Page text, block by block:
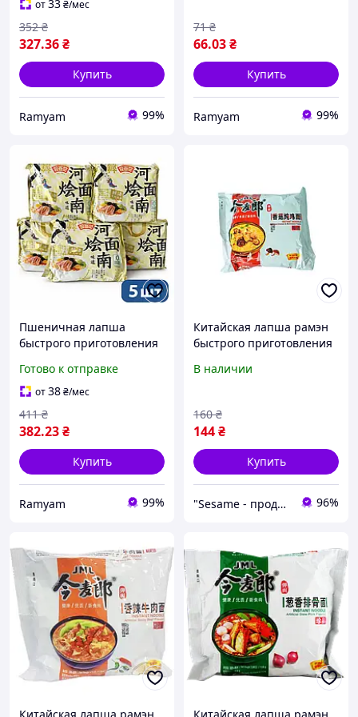
от33₴/мес
327.36₴
352 ₴
Купить
Ramyam 99%
66.03₴
71 ₴
Купить
Ramyam 99%
Пшеничная лапша
быстрого приготовления
тушеной баранины Fans
Henan Lamb Noodle Soup
113 г (упаковка 5 шт)
Готово к отправке
от38₴/мес
382.23₴
411 ₴
Купить
Ramyam 99%
Китайская лапша рамэн
быстрого приготовления
Noodle 109г
В наличии
144₴
160 ₴
Купить
"Sesame - продукты из Вьетнама и Азии" 96%